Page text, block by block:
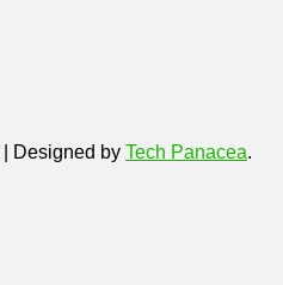
Designed by Tech Panacea.